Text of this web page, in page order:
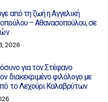
από τη ζωή η Αγγελική
– Αθανασοπούλου, σε
2026
για τον Στέφανο
διακεκριμένο φιλόλογο με
το Λεχούρι Καλαβρύτων